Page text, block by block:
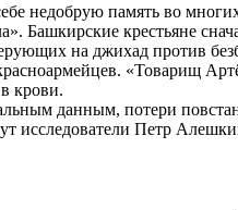
недобрую память во
Башкирские крестьяне
на джихад против
«Товарищ
крови.
данным, потери
исследователи Петр